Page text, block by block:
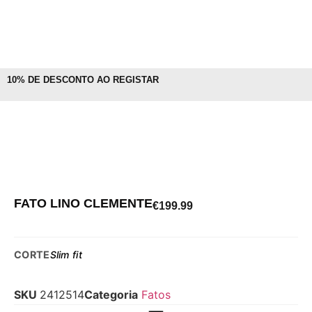
10% DE DESCONTO AO REGISTAR
FATO LINO CLEMENTE€199.99
CORTESlim fit
SKU 2412514Categoria Fatos